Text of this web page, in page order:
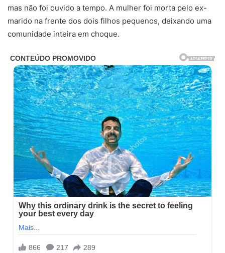
mas não foi ouvido a tempo. A mulher foi morta pelo ex-
marido na frente dos dois filhos pequenos, deixando uma
comunidade inteira em choque.